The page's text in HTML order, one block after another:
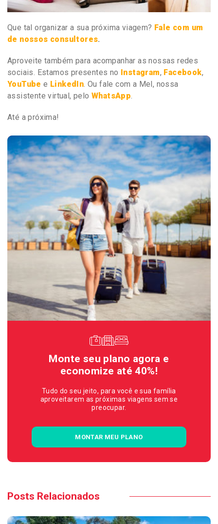
Que tal organizar a sua próxima viagem? Fale com um
de nossos consultores.
Aproveite também para acompanhar as nossas redes
sociais. Estamos presentes no Instagram, Facebook,
YouTube e LinkedIn. Ou fale com a Mel, nossa
assistente virtual, pelo WhatsApp.
Até a próxima!
Monte seu plano agora e
economize até 40%!
Tudo do seu jeito, para você e sua família
aproveitarem as próximas viagens sem se
preocupar.
MONTAR MEU PLANO
Posts Relacionados